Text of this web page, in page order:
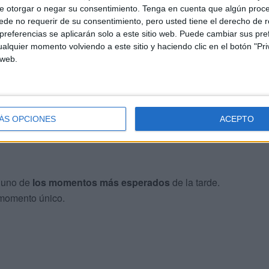
otorgar o negar su consentimiento. Tenga en cuenta que algún
no requerir de su consentimiento, pero usted tiene el derecho de
se aplicarán solo a este sitio web. Puede cambiar sus
momento volviendo a este sitio y haciendo clic en el botón
OPCIONES ACEPTO
fe. Este Triduo preparatorio hacia la fiesta de nuestro
los cofrades y los devotos, perocompartiéndolo
de Ceuta”, ha trasladado.
grupos y hermandades de la ciudad que han
así los lazos de unión entre las distintas
de los momentos más esperados de la tarde.
único.